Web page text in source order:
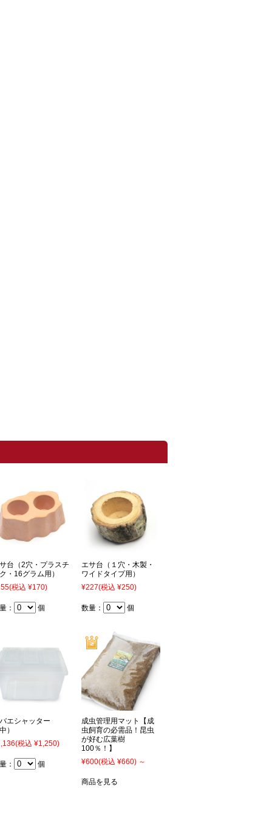
台（2穴・プラスチ
・16グラム用）
(税込 ¥170)
： 個
エサ台（１穴・木製・
ワイドタイプ用）
¥227(税込 ¥250)
数量： 個
エシャッター
）
(税込 ¥1,250)
： 個
成虫管理用マット【成
虫飼育の必需品！昆虫
が好む広葉樹
100％！】
¥600(税込 ¥660) ～
商品を見る